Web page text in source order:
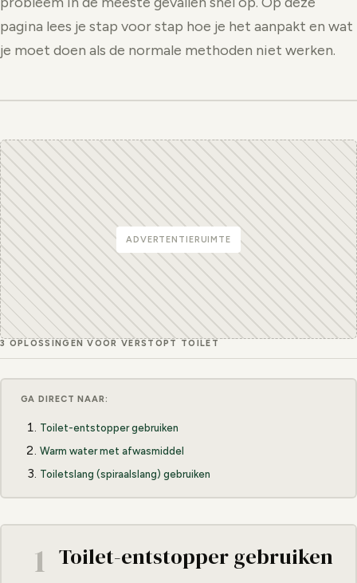
pagina lees je stap voor stap hoe je het aanpakt en wat
je moet doen als de normale methoden niet werken.
ADVERTENTIERUIMTE
3 OPLOSSINGEN VOOR VERSTOPT TOILET
GA DIRECT NAAR:
Toilet-entstopper gebruiken
Warm water met afwasmiddel
Toiletslang (spiraalslang) gebruiken
1 Toilet-entstopper gebruiken